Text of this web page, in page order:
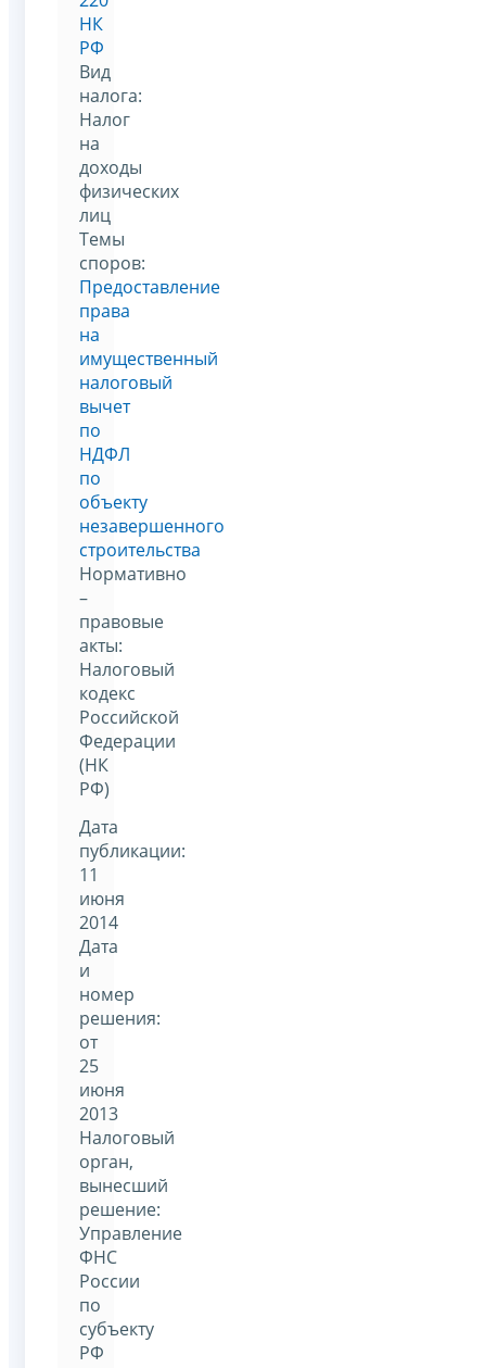
НК
РФ
Вид
налога:
Налог
на
доходы
физических
лиц
Темы
споров:
Предоставление
права
на
имущественный
налоговый
вычет
по
НДФЛ
по
объекту
незавершенного
строительства
Нормативно
–
правовые
акты:
Налоговый
кодекс
Российской
Федерации
(НК
РФ)
Дата
публикации:
11
июня
2014
Дата
и
номер
решения:
от
25
июня
2013
Налоговый
орган,
вынесший
решение:
Управление
ФНС
России
по
субъекту
РФ